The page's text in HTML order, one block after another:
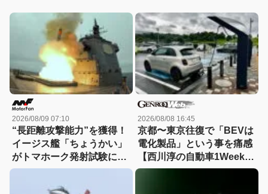
2026/08/09 07:10
“長距離攻撃能力”を獲得！
イージス艦「ちょうかい」
がトマホーク発射試験に成
功
2026/08/08 16:45
京都〜東京往復で「BEVは
電化製品」という事を痛感
【西川淳の自動車1Weekダ
イアリーVol.38】